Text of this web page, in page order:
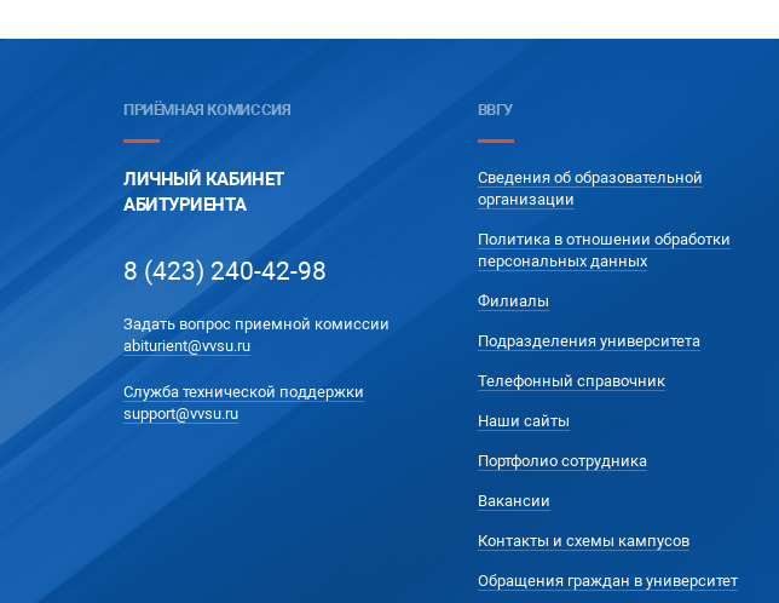
ПРИЁМНАЯ КОМИССИЯ
ЛИЧНЫЙ КАБИНЕТ
АБИТУРИЕНТА
8 (423) 240-42-98
Задать вопрос приемной комиссии
abiturient@vvsu.ru
Служба технической поддержки
support@vvsu.ru
ВВГУ
Сведения об образовательной
организации
Политика в отношении обработки
персональных данных
Филиалы
Подразделения университета
Телефонный справочник
Наши сайты
Портфолио сотрудника
Вакансии
Контакты и схемы кампусов
Обращения граждан в университет